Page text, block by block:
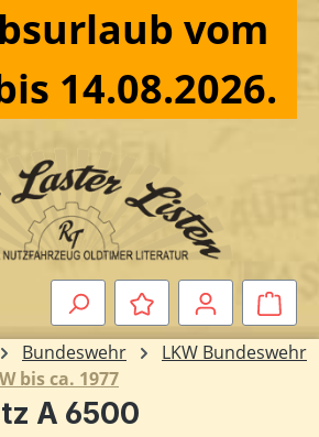
vom
14.08.2026.
Bundeswehr
LKW Bundeswehr
bis ca. 1977
A 6500